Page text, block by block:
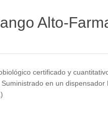
Alto-
certificado y
en un